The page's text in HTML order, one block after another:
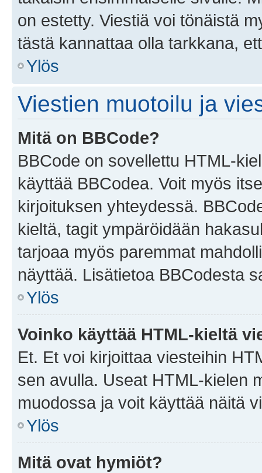
on estetty. Viestiä voi tönäistä
tästä kannattaa olla tarkkana,
Ylös
Viestien muotoilu ja
Mitä on BBCode?
BBCode on sovellettu HTML-
käyttää BBCodea. Voit myös
kirjoituksen yhteydessä.
kieltä, tagit ympäröidään
tarjoaa myös paremmat
näyttää. Lisätietoa BBCodesta
Ylös
Voinko käyttää HTML-kieltä
Et. Et voi kirjoittaa viesteihin
sen avulla. Useat HTML-kielen
muodossa ja voit käyttää näitä
Ylös
Mitä ovat hymiöt?